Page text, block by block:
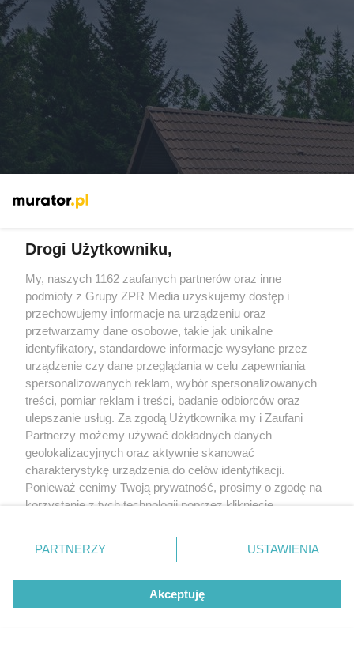
Nowoczesne podejście do termomodernizacji
Treść PREMIUM
bardziej opłaca się wybrać i jaki efekt uzyskasz!
Drogi Użytkowniku,
My, naszych 1162 zaufanych partnerów oraz inne
podmioty z Grupy ZPR Media uzyskujemy dostęp i
przechowujemy informacje na urządzeniu oraz
przetwarzamy dane osobowe, takie jak unikalne
identyfikatory, standardowe informacje wysyłane przez
urządzenie czy dane przeglądania w celu zapewniania
spersonalizowanych reklam, wybór spersonalizowanych
treści, pomiar reklam i treści, badanie odbiorców oraz
ulepszanie usług. Za zgodą Użytkownika my i Zaufani
Partnerzy możemy używać dokładnych danych
geolokalizacyjnych oraz aktywnie skanować
charakterystykę urządzenia do celów identyfikacji.
Ponieważ cenimy Twoją prywatność, prosimy o zgodę na
korzystanie z tych technologii poprzez kliknięcie
zmienić/wycofać klikając przycisk ustawień prywatności
znajdujący się w lewym dolnym rogu strony
rodzaje przetwarzania danych nie wymagają zgody
użytkownika, ale masz prawo sprzeciwić się takiemu
przetwarzaniu. Preferencje będą miały zastosowanie tylko
PARTNERZY USTAWIENIA
Akceptuję